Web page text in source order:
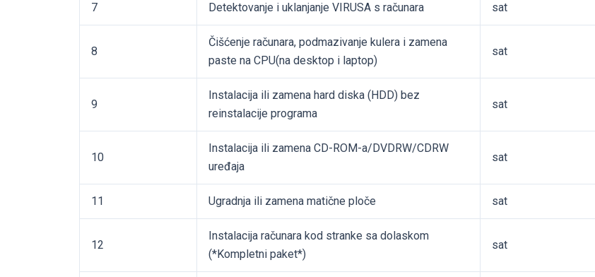
7 Detektovanje i uklanjanje VIRUSA s računara sat
8
Čišćenje računara, podmazivanje kulera i zamena
paste na CPU(na desktop i laptop)
sat
9
Instalacija ili zamena hard diska (HDD) bez
reinstalacije programa
sat
10
Instalacija ili zamena CD-ROM-a/DVDRW/CDRW
uređaja
sat
11 Ugradnja ili zamena matične ploče sat
12
Instalacija računara kod stranke sa dolaskom
(*Kompletni paket*)
sat